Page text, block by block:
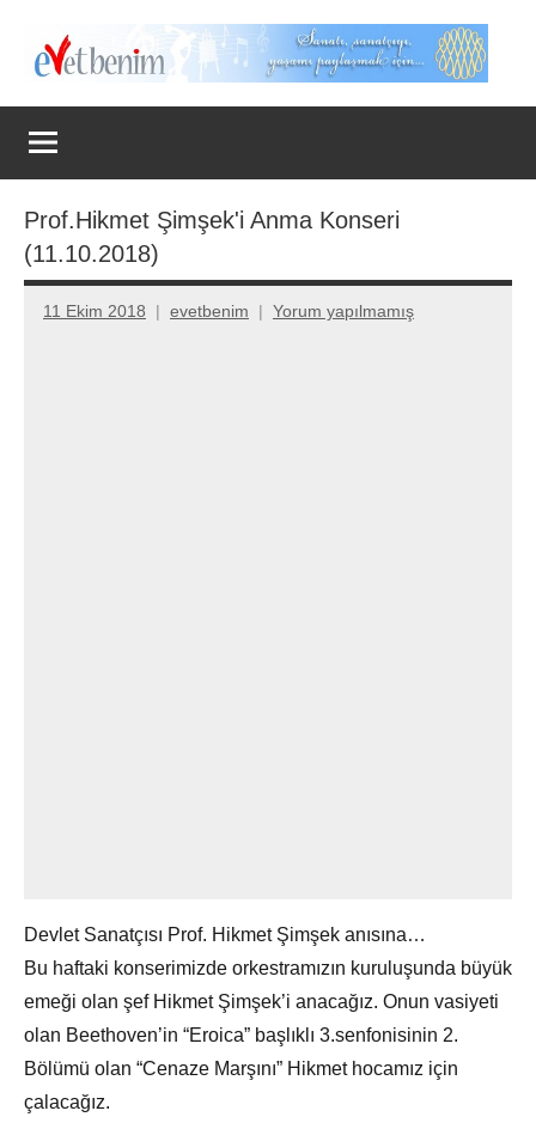
Evet
Benim
Prof.Hikmet Şimşek'i Anma Konseri
(11.10.2018)
11 Ekim 2018 evetbenim Yorum yapılmamış
Devlet Sanatçısı Prof. Hikmet Şimşek anısına…
Bu haftaki konserimizde orkestramızın kuruluşunda büyük
emeği olan şef Hikmet Şimşek’i anacağız. Onun vasiyeti
olan Beethoven’in “Eroica” başlıklı 3.senfonisinin 2.
Bölümü olan “Cenaze Marşını” Hikmet hocamız için
çalacağız.